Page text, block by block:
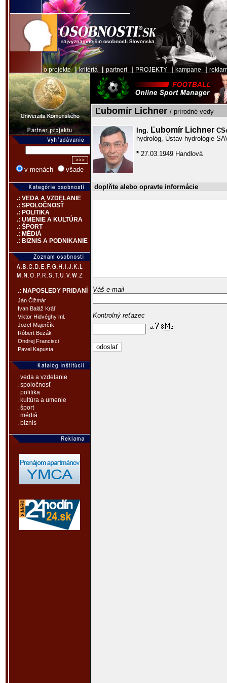
o projekte|kritériá partneri PROJEKTY kampane
v menách všade
.: VEDA A VZDELANIE
.: SPOLOČNOSŤ
.: POLITIKA
.: UMENIE A KULTÚRA
.: ŠPORT
.: MÉDIÁ
.: BIZNIS A PODNIKANIE
.: NAPOSLEDY PRIDANÍ
Ján Čižmár
Ivan Baláž Kráľ
Viktor Hidvéghy ml.
Jozef Majerčík
Róbert Bezák
Ondrej Francisci
Pavel Kapusta
. veda a vzdelanie
. spoločnosť
. politika
. kultúra a umenie
. šport
. médiá
. biznis
Ľubomír Lichner / prírodné vedy
Ing. Ľubomír Lichner
hydrológ, Ústav hydrológie
* 27.03.1949 Handlová
doplňte alebo opravte informácie
Váš e-mail
Kontrolný reťazec